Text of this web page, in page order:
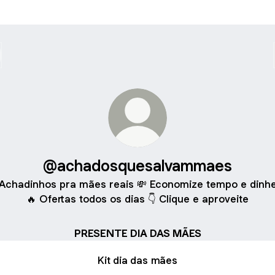
@achadosquesalvammaes
pra mães reais 💸 Economize tempo e
🔥 Ofertas todos os dias 👇 Clique e aproveite
PRESENTE DIA DAS MÃES
Kit dia das mães